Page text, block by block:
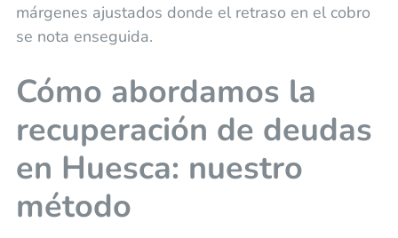
márgenes ajustados donde el retraso en el cobro
se nota enseguida.
Cómo abordamos la
recuperación de deudas
en Huesca: nuestro
método